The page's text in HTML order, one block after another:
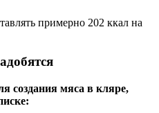
примерно 202 ккал на
создания мяса в кляре,